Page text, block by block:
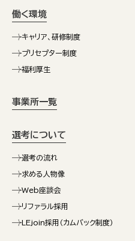
働く環境
キャリア、研修制度
プリセプター制度
福利厚生
事業所一覧
選考について
選考の流れ
求める人物像
Web座談会
リファラル採用
LEjoin採用（カムバック制度）